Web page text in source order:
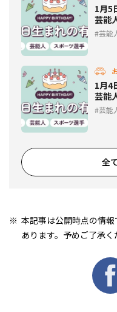
1月5
芸能
芸能
1月4
芸能
芸能
全
本記事は公開時点の情
あります。予めご了承く